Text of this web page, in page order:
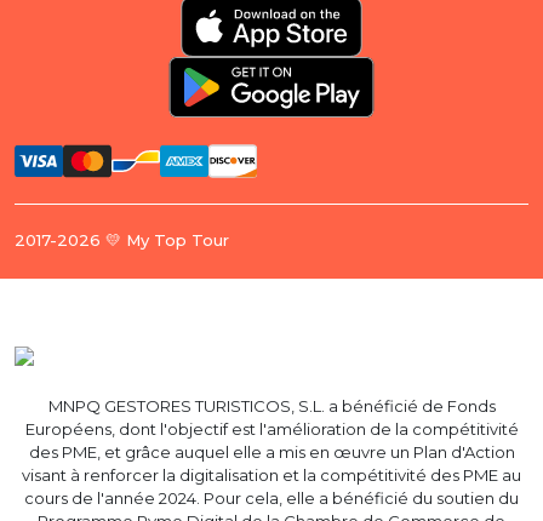
2017-2026 💛 My Top Tour
MNPQ GESTORES TURISTICOS, S.L. a bénéficié de Fonds
Européens, dont l'objectif est l'amélioration de la compétitivité
des PME, et grâce auquel elle a mis en œuvre un Plan d'Action
visant à renforcer la digitalisation et la compétitivité des PME au
cours de l'année 2024. Pour cela, elle a bénéficié du soutien du